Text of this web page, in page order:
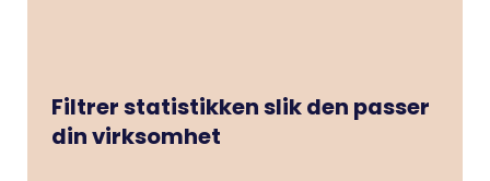
Filtrer statistikken slik den passer
din virksomhet